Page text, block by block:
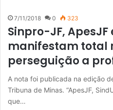
7/11/2018 0 323
Sinpro-JF, ApesJF
manifestam total
perseguição a
A nota foi publicada na edição
Tribuna de Minas. “ApesJF,
que…